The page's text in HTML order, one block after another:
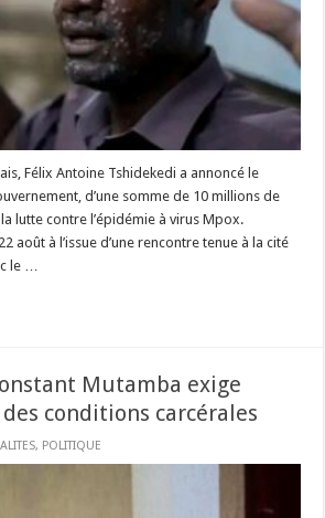
Félix Antoine Tshidekedi a annoncé le
d’une somme de 10 millions de
lutte contre l’épidémie à virus Mpox.
août à l’issue d’une rencontre tenue à la cité
le …
Mutamba exige
conditions carcérales
, POLITIQUE